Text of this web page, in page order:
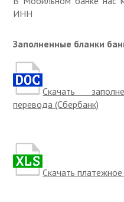
ИНН
Заполненные бланки
Скачать
перевода (Сбербанк)
Скачать